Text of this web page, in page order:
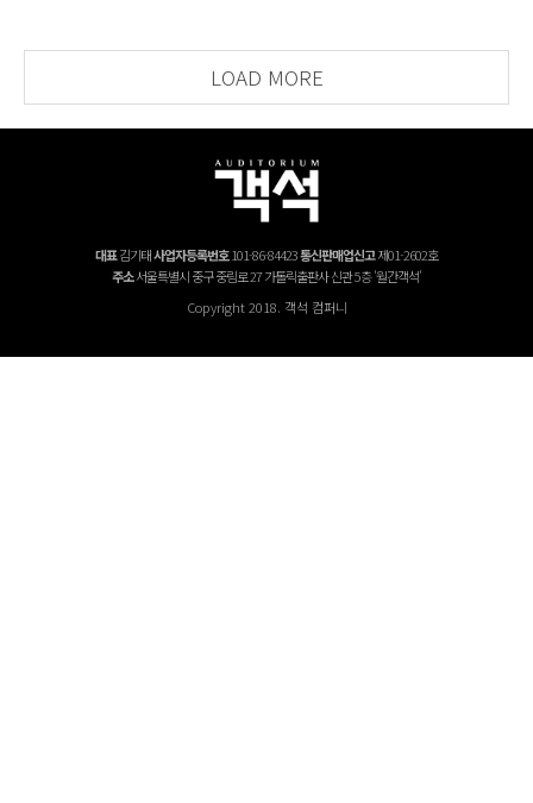
LOAD MORE
대표김기태사업자등록번호101-86-84423통신판매업신고제01-2602호
주소서울특별시 중구 중림로 27 가톨릭출판사 신관 5층 '월간객석'
Copyright 2018. 객석 컴퍼니